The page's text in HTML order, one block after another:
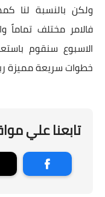
ولكن بالنسبة لنا
فالامر مختلف تماماً
خطوات سريعة مميزة
تابعنا علي